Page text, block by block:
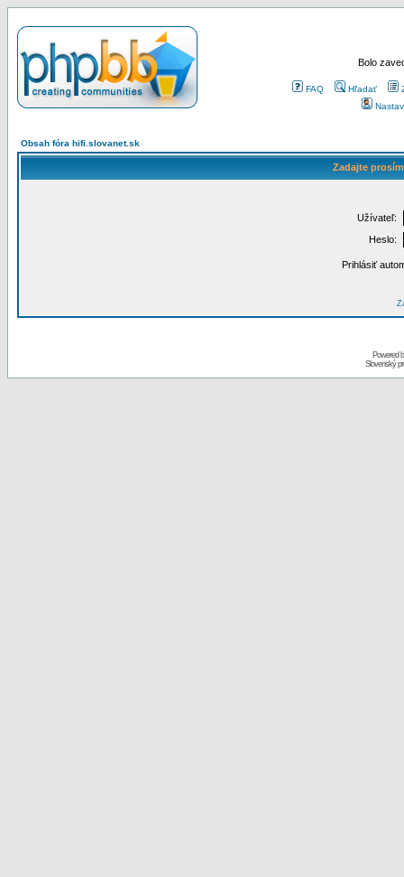
Bolo
FAQ Hľadať
Obsah fóra hifi.slovanet.sk
Zadajte
Užívateľ:
Heslo:
Prihlásiť
Powered
Slovenský